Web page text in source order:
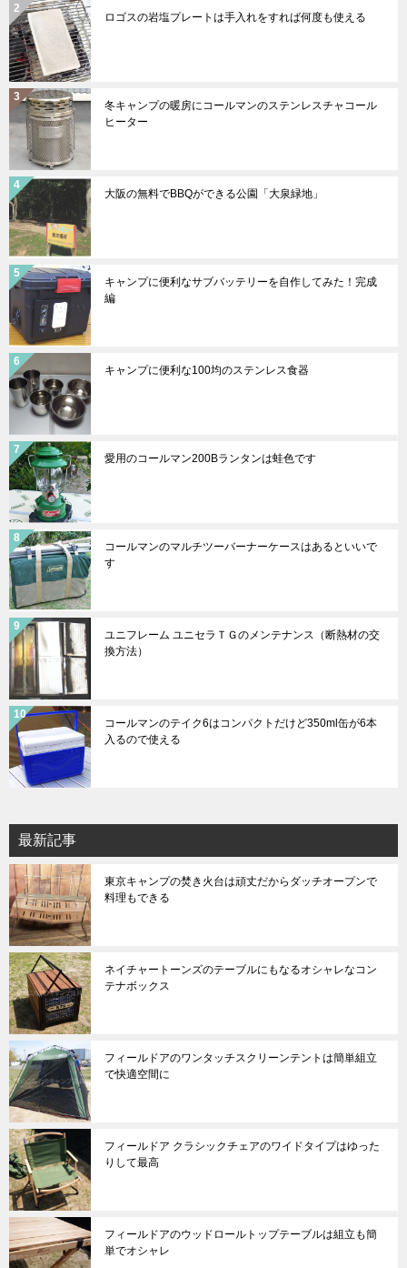
ロゴスの岩塩プレートは手入れをすれば何度も使える
冬キャンプの暖房にコールマンのステンレスチャコール
ヒーター
大阪の無料でBBQができる公園「大泉緑地」
キャンプに便利なサブバッテリーを自作してみた！完成
編
キャンプに便利な100均のステンレス食器
愛用のコールマン200Bランタンは蛙色です
コールマンのマルチツーバーナーケースはあるといいで
す
ユニフレーム ユニセラＴＧのメンテナンス（断熱材の交
換方法）
コールマンのテイク6はコンパクトだけど350ml缶が6本
入るので使える
最新記事
東京キャンプの焚き火台は頑丈だからダッチオープンで
料理もできる
ネイチャートーンズのテーブルにもなるオシャレなコン
テナボックス
フィールドアのワンタッチスクリーンテントは簡単組立
で快適空間に
フィールドア クラシックチェアのワイドタイプはゆった
りして最高
フィールドアのウッドロールトップテーブルは組立も簡
単でオシャレ